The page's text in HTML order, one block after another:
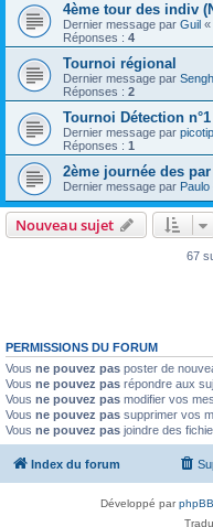
4ème tour des indiv
Dernier message par Guil «
Réponses : 4
Tournoi régional
Dernier message par
Réponses : 2
Tournoi Détection n°1
Dernier message par
Réponses : 1
2ème journée des
Dernier message par Paulo
Nouveau sujet
67
PERMISSIONS DU FORUM
Vous ne pouvez pas poster de
Vous ne pouvez pas répondre aux
Vous ne pouvez pas modifier vos
Vous ne pouvez pas supprimer vos
Vous ne pouvez pas joindre des
Index du forum
Développé parphpBB